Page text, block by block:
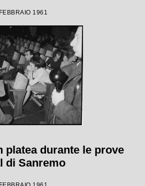
1961
platea durante le prove
di Sanremo